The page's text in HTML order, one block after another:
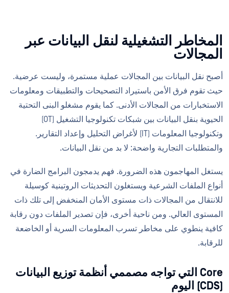
المخاطر التشغيلية لنقل البيانات عبر
المجالات
أصبح نقل البيانات بين المجالات عملية مستمرة، وليست عرضية.
حيث تقوم فرق الأمن باستيراد التصحيحات والتطبيقات ومعلومات
الاستخبارات من المجالات الأدنى. كما يقوم مشغلو البنى التحتية
الحيوية بنقل البيانات بين شبكات تكنولوجيا التشغيل (OT)
وتكنولوجيا المعلومات (IT) لأغراض التحليل وإعداد التقارير.
والمتطلبات التجارية واضحة: لا بد من نقل البيانات.
يستغل المهاجمون هذه الضرورة. فهم يدمجون البرامج الضارة في
أنواع الملفات الشرعية ويستغلون التحديثات الروتينية كوسيلة
للانتقال من المجالات ذات مستوى الأمان المنخفض إلى تلك ذات
المستوى العالي. ومن ناحية أخرى، فإن تصدير الملفات دون رقابة
كافية ينطوي على مخاطر تسرب المعلومات السرية أو الخاضعة
للرقابة.
Core التي تواجه مصممي أنظمة توزيع البيانات
(CDS) اليوم